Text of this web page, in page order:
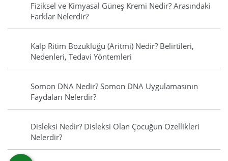
Fiziksel ve Kimyasal Güneş Kremi Nedir? Arasındaki
Farklar Nelerdir?
Kalp Ritim Bozukluğu (Aritmi) Nedir? Belirtileri,
Nedenleri, Tedavi Yöntemleri
Somon DNA Nedir? Somon DNA Uygulamasının
Faydaları Nelerdir?
Disleksi Nedir? Disleksi Olan Çocuğun Özellikleri
Nelerdir?